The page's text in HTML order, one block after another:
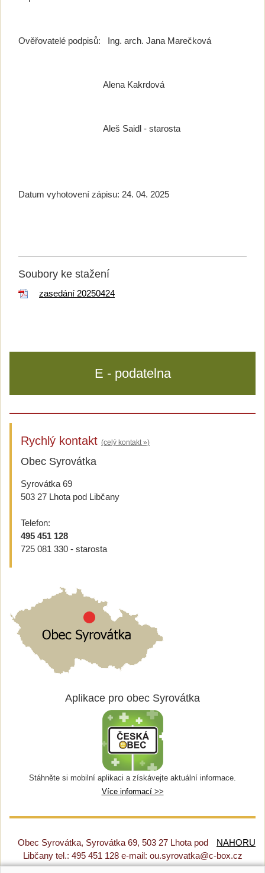
Ověřovatelé podpisů: Ing. arch. Jana Marečková
Alena Kakrdová
Aleš Saidl - starosta
Datum vyhotovení zápisu: 24. 04. 2025
Soubory ke stažení
zasedání 20250424
E - podatelna
Rychlý kontakt (celý kontakt »)
Obec Syrovátka
Syrovátka 69
503 27 Lhota pod Libčany
Telefon:
495 451 128
725 081 330 - starosta
Aplikace pro obec Syrovátka
Stáhněte si mobilní aplikaci a získávejte aktuální informace.
Více informací >>
NAHORU
Obec Syrovátka, Syrovátka 69, 503 27 Lhota pod
Libčany tel.: 495 451 128 e-mail: ou.syrovatka@c-box.cz